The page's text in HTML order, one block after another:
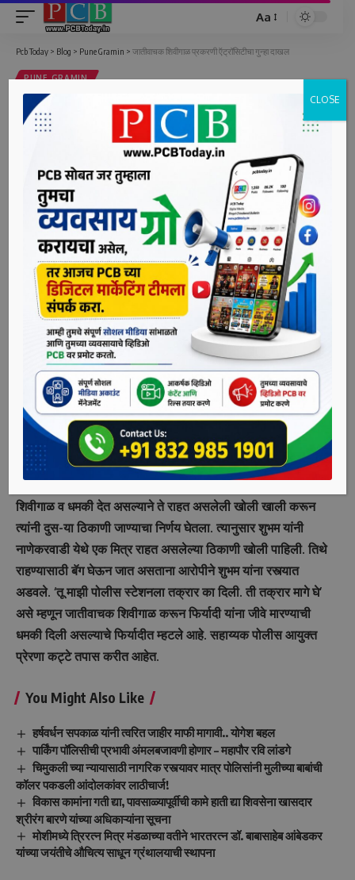
Font
Aa
Pcb Today > Blog > Pune Gramin > जातीवाचक शिवीगाळ प्रकरणी ऍट्रॉसिटीचा गुन्हा दाखल
PUNE GRAMIN
जातीवाचक शिवीगाळ प्रकरणी ऍट्रॉसिटीचा
गुन्हा दाखल
Last updated: June 17, 2022 11:08 am
bpcauthor
1 Min Read
चाकण, दि. १७ (पीसीबी) – जातीवाचक शिवीगाळ करून जीवे मारण्याची
धमकी दिल्याप्रकरणी एकावर अनुसूचित जाती जमाती प्रतिबंध
अधिनियम (ऍट्रॉसिटी) नुसार गुन्हा दाखल करण्यात आला आहे. ही घटना
२ मे २०२२ रोजी दुपारी चांदणी चौक खराबवाडी येथे घडली.
याप्रकरणी शुभम बाबाराव मनवर (वय २५, रा. नाणेकरवाडी, चाकण)
यांनी याप्रकरणी गुरुवारी (दि. १५) चाकण पोलीस ठाण्यात फिर्याद दिली
आहे. त्यानुसार अक्षय खोपडे (रा. चांदणी चौक, खराबवाडी) याच्या
विरोधात गुन्हा दाखल करण्यात आला आहे.
पोलिसांनी दिलेल्या माहितीनुसार, आरोपी अक्षय हा फिर्यादी यांना वारंवार
शिवीगाळ व धमकी देत असल्याने ते राहत असलेली खोली खाली करून
त्यांनी दुस-या ठिकाणी जाण्याचा निर्णय घेतला. त्यानुसार शुभम यांनी
नाणेकरवाडी येथे एक मित्र राहत असलेल्या ठिकाणी खोली पाहिली. तिथे
राहण्यासाठी बॅग घेऊन जात असताना आरोपीने शुभम यांना रस्त्यात
अडवले. ‘तू माझी पोलीस स्टेशनला तक्रार का दिली. ती तक्रार मागे घे’
असे म्हणून जातीवाचक शिवीगाळ करून फिर्यादी यांना जीवे मारण्याची
धमकी दिली असल्याचे फिर्यादीत म्हटले आहे. सहाय्यक पोलीस आयुक्त
प्रेरणा कट्टे तपास करीत आहेत.
You Might Also Like
हर्षवर्धन सपकाळ यांनी त्वरित जाहीर माफी मागावी.. योगेश बहल
पार्किंग पॉलिसीची प्रभावी अंमलबजावणी होणार – महापौर रवि लांडगे
चिमुकली च्या न्यायासाठी नागरिक रस्त्यावर मात्र पोलिसांनी मुलीच्या बाबांची
कॉलर पकडली आंदोलकांवर लाठीचार्ज!
विकास कामांना गती द्या, पावसाळ्यापूर्वीची कामे हाती द्या शिवसेना खासदार
श्रीरंग बारणे यांच्या अधिकाऱ्यांना सूचना
मोशीमध्ये त्रिरत्न मित्र मंडळाच्या वतीने भारतरत्न डॉ. बाबासाहेब आंबेडकर
यांच्या जयंतीचे औचित्य साधून ग्रंथालयाची स्थापना
CLOSE